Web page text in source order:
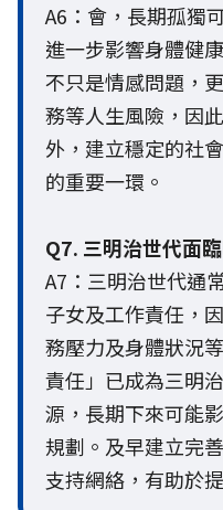
A6：會，長期孤獨
進一步影響身體健
不只是情感問題，
務等人生風險，因
外，建立穩定的社
的重要一環。
Q7. 三明治世代面
A7：三明治世代通
子女及工作責任，
務壓力及身體狀況
責任」已成為三明
源，長期下來可能
規劃。及早建立完
支持網絡，有助於